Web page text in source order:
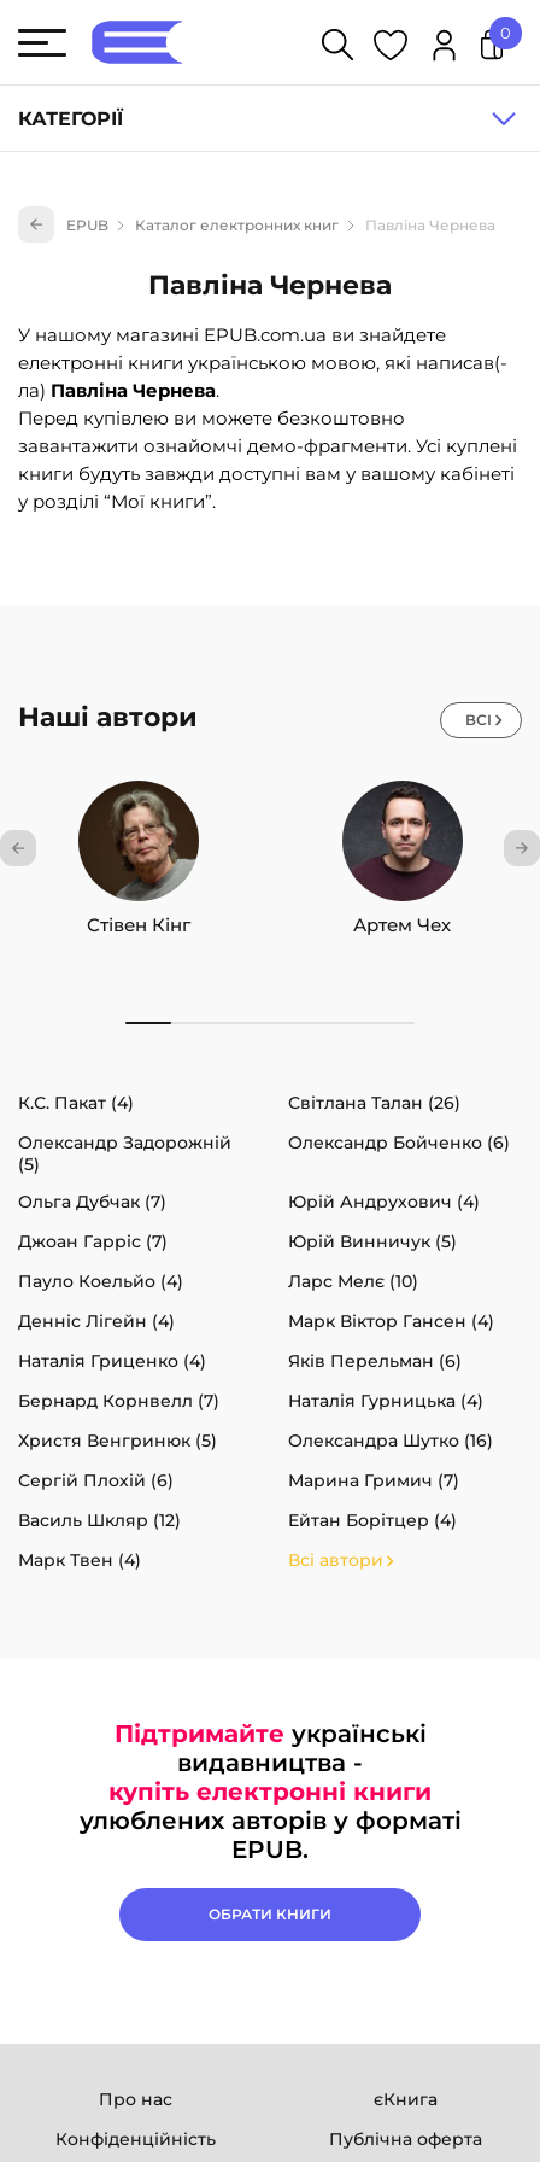
КАТЕГОРІЇ
Книги для дітей (836)
Книги для підлітків (240)
Навчальна література та посібники (527)
Енциклопедії, довідники, словники (55)
Подарункові сертифікати (1)
0
EPUB Каталог електронних книг Павліна Чернева
Павліна Чернева
У нашому магазині EPUB.com.ua ви знайдете
електронні книги українською мовою, які написав(-
ла) Павліна Чернева.
Перед купівлею ви можете безкоштовно
завантажити ознайомчі демо-фрагменти. Усі куплені
книги будуть завжди доступні вам у вашому кабінеті
у розділі “Мої книги”.
Наші автори ВСІ
Стівен Кінг Артем Чех
К.С. Пакат (4)
Світлана Талан (26)
Олександр Задорожній
(5)
Олександр Бойченко (6)
Ольга Дубчак (7)
Юрій Андрухович (4)
Джоан Гарріс (7)
Юрій Винничук (5)
Пауло Коельйо (4)
Ларс Мелє (10)
Денніс Лігейн (4)
Марк Віктор Гансен (4)
Наталія Гриценко (4)
Яків Перельман (6)
Бернард Корнвелл (7)
Наталія Гурницька (4)
Христя Венгринюк (5)
Олександра Шутко (16)
Сергій Плохій (6)
Марина Гримич (7)
Василь Шкляр (12)
Ейтан Борітцер (4)
Марк Твен (4)
Всі автори
Підтримайте українські
видавництва -
купіть електронні книги
улюблених авторів у форматі
EPUB.
ОБРАТИ КНИГИ
Про нас
єКнига
Конфіденційність
Публічна оферта